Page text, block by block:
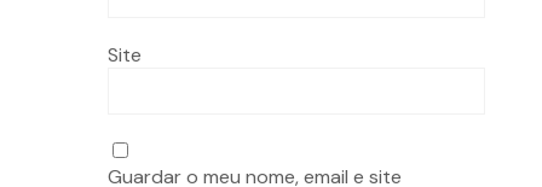
Site
Guardar o meu nome, email e site